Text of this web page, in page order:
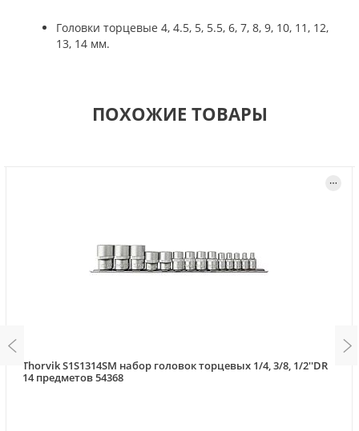
Головки торцевые 4, 4.5, 5, 5.5, 6, 7, 8, 9, 10, 11, 12,
13, 14 мм.
ПОХОЖИЕ ТОВАРЫ
Thorvik S1S1314SM набор головок торцевых 1/4, 3/8, 1/2''DR
14 предметов 54368